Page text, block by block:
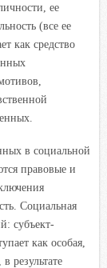
ее
(все ее
как средство
в социальной
правовые и
Социальная
субъект-
как особая,
результате